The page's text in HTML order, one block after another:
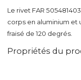
Le rivet FAR
corps en aluminium et
fraisé de 120 degrés.
Propriétés du